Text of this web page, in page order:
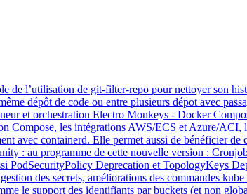
de l’utilisation de git-filter-repo pour nettoyer son
dépôt de code ou entre plusieurs dépot avec
et orchestration Electro Monkeys - Docker
Compose, les intégrations AWS/ECS et Azure/
containerd. Elle permet aussi de bénéficier de
: au programme de cette nouvelle version :
Deprecation et TopologyKeys
des secrets, améliorations des commandes
le support des identifiants par buckets (et non